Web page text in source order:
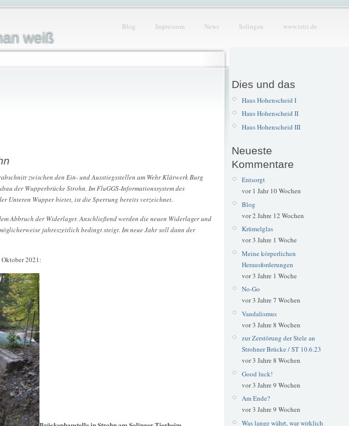
weiß
Blog Impressum News Solingen www.tetti.de
zwischen den Ein- und Ausstiegsstellen am Wehr Klärwerk Burg
der Wupperbrücke Strohn. Im FluGGS-Informationssystem des
Unteren Wupper bietet, ist die Sperrung bereits verzeichnet.
Abbruch der Widerlager. Anschließend werden die neuen Widerlager und
jahreszeitlich bedingt steigt. Im neue Jahr soll dann der
2021:
Dies und das
Haus Hohenscheid I
Haus Hohenscheid II
Haus Hohenscheid III
Neueste
Kommentare
Entsorgt
vor 1 Jahr 10 Wochen
Blog
vor 2 Jahre 12 Wochen
Krümelglas
vor 3 Jahre 1 Woche
Meine körperlichen
Herausforderungen
vor 3 Jahre 1 Woche
No-Go
vor 3 Jahre 7 Wochen
Vandalismus
vor 3 Jahre 8 Wochen
zur Zerstörung der Stele an
Strohner Brücke / ST 10.6.23
vor 3 Jahre 8 Wochen
Good luck!
vor 3 Jahre 9 Wochen
Am Ende?
vor 3 Jahre 9 Wochen
Was lange währt, war wirklich